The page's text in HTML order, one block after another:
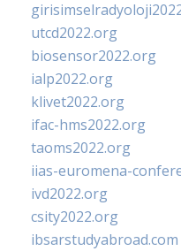
utcd2022.org
biosensor2022.org
ialp2022.org
klivet2022.org
ifac-hms2022.org
taoms2022.org
iias-euromena-
ivd2022.org
csity2022.org
ibsarstudyabroad.com